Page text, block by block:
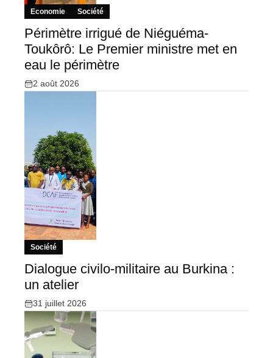
Economie Société
Périmètre irrigué de Niéguéma-
Toukôrô: Le Premier ministre met en
eau le périmètre
2 août 2026
Société
Dialogue civilo-militaire au Burkina :
un atelier
31 juillet 2026